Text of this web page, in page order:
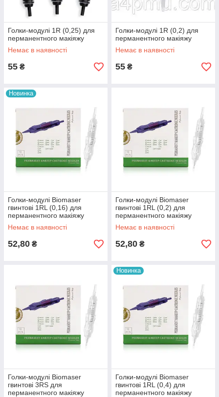
Голки-модулі 1R (0,25) для
перманентного макіяжу
Немає в наявності
55 ₴
Голки-модулі 1R (0,2) для
перманентного макіяжу
Немає в наявності
55 ₴
Новинка
Голки-модулі Biomaser
гвинтові 1RL (0,16) для
перманентного макіяжу
Немає в наявності
52,80 ₴
Голки-модулі Biomaser
гвинтові 1RL (0,2) для
перманентного макіяжу
Немає в наявності
52,80 ₴
Голки-модулі Biomaser
гвинтові 3RS для
перманентного макіяжу
Новинка
Голки-модулі Biomaser
гвинтові 1RL (0,4) для
перманентного макіяжу